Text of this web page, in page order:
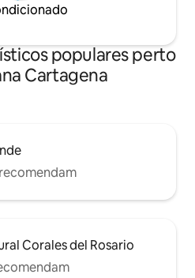
populares perto
Cartagena
Corales del Rosario